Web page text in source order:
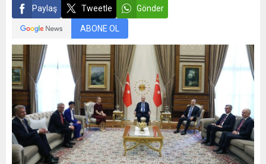
Paylaş Tweetle Gönder
ABONE OL